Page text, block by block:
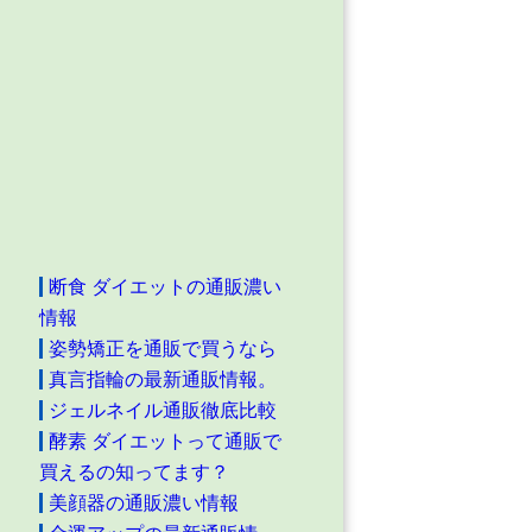
断食 ダイエットの通販濃い
情報
姿勢矯正を通販で買うなら
真言指輪の最新通販情報。
ジェルネイル通販徹底比較
酵素 ダイエットって通販で
買えるの知ってます？
美顔器の通販濃い情報